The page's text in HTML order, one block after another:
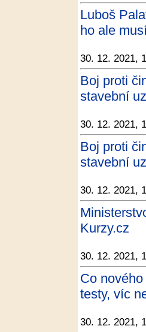
Luboš
ho ale
30. 12. 2021,
Boj proti
stavební
30. 12. 2021,
Boj proti
stavební
30. 12. 2021,
Kurzy.cz
30. 12. 2021,
Co
testy, víc
30. 12. 2021,